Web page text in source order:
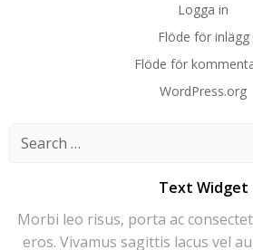
Logga in
Flöde för inlägg
Flöde för
WordPress.org
Search
Text Widget
Morbi leo risus, porta ac
eros. Vivamus sagittis lacus vel